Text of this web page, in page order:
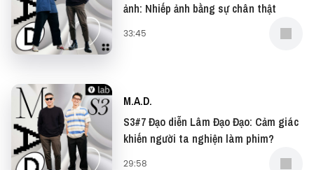
ảnh: Nhiếp ảnh bằng sự chân thật
33:45
M.A.D.
S3#7 Đạo diễn Lâm Đạo Đạo: Cảm giác
khiến người ta nghiện làm phim?
29:58